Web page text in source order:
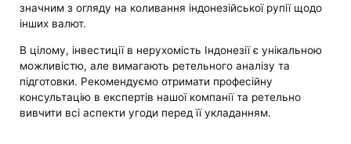
значним з огляду на коливання індонезійської рупії щодо
інших валют.
В цілому, інвестиції в нерухомість Індонезії є унікальною
можливістю, але вимагають ретельного аналізу та
підготовки. Рекомендуємо отримати професійну
консультацію в експертів нашої компанії та ретельно
вивчити всі аспекти угоди перед її укладанням.